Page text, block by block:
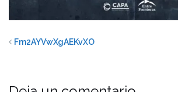
Fm2AYVwXgAEKvXO